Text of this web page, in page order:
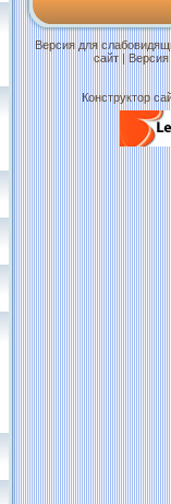
Версия для
сайт | Версия
Конструктор